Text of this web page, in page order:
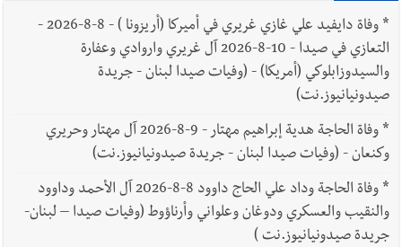
*
وفاة دايفيد علي غازي غريري في أميركا (أريزونا ) - 8-8-2026 -
التعازي في صيدا - 10-8-2026 آل غريري واروادي وعفارة
والسيدوزابلوكي (أمريكا) - (وفيات صيدا لبنان - جريدة
صيدونيانيوز.نت)
*
وفاة الحاجة هدية إبراهيم مهتار - 9-8-2026 آل مهتار وحريري
وكنعان - (وفيات صيدا لبنان - جريدة صيدونيانيوز.نت)
*
وفاة الحاجة وداد علي الحاج داوود 8-8-2026 آل الأحمد وداوود
والنقيب والعسكري ودوغان وعلواني وأرناؤوط (وفيات صيدا – لبنان-
جريدة صيدونيانيوز.نت )